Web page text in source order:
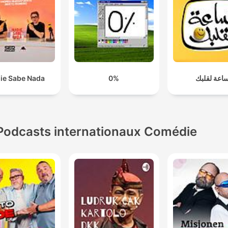
Sabe Nada 0% لقلبك
internationaux Comédie